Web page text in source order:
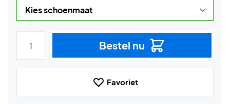
Bestel nu
Favoriet